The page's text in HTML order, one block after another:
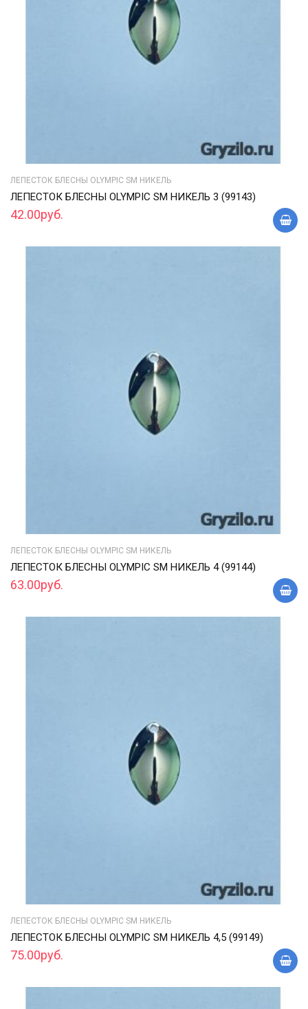
ЛЕПЕСТОК БЛЕСНЫ OLYMPIC SM НИКЕЛЬ
ЛЕПЕСТОК БЛЕСНЫ OLYMPIC SM НИКЕЛЬ 3 (99143)
42.00руб.
ЛЕПЕСТОК БЛЕСНЫ OLYMPIC SM НИКЕЛЬ
ЛЕПЕСТОК БЛЕСНЫ OLYMPIC SM НИКЕЛЬ 4 (99144)
63.00руб.
ЛЕПЕСТОК БЛЕСНЫ OLYMPIC SM НИКЕЛЬ
ЛЕПЕСТОК БЛЕСНЫ OLYMPIC SM НИКЕЛЬ 4,5 (99149)
75.00руб.